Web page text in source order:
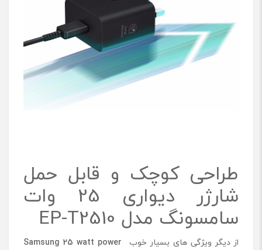
طراحی کوچک و قابل حمل
شارژر دیواری 25 وات
سامسونگ مدل EP-T2510
از دیگر ویژگی های بسیار خوب Samsung 25 watt power